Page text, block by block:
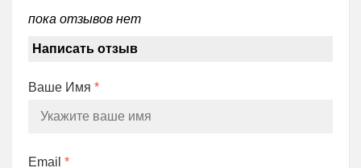
пока отзывов нет
Написать отзыв
Ваше Имя *
Email *